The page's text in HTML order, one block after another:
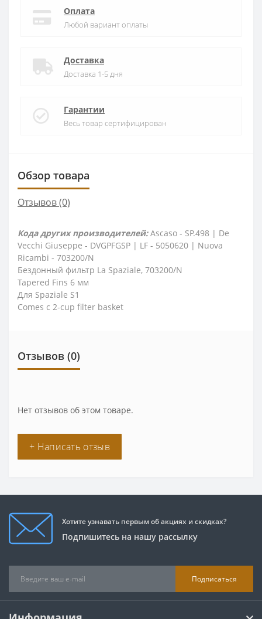
Оплата
Любой вариант оплаты
Доставка
Доставка 1-5 дня
Гарантии
Весь товар сертифицирован
Обзор товара
Отзывов (0)
Кода других производителей:Ascaso - SP.498 | De
Vecchi Giuseppe - DVGPFGSP | LF - 5050620 | Nuova
Ricambi - 703200/N
Бездонный фильтр La Spaziale, 703200/N
Tapered Fins 6 мм
Для Spaziale S1
Comes с 2-cup filter basket
Отзывов (0)
Нет отзывов об этом товаре.
+ Написать отзыв
Хотите узнавать первым об акциях и скидках?
Подпишитесь на нашу рассылку
Подписаться